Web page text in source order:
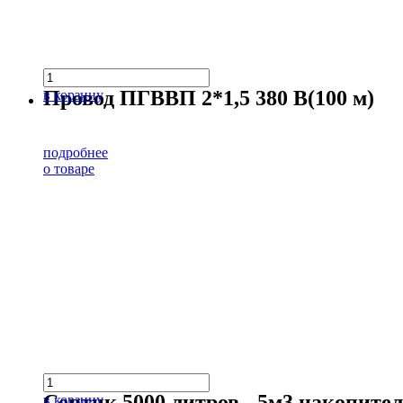
в корзину
Провод ПГВВП 2*1,5 380 В(100 м)
подробнее
о товаре
в корзину